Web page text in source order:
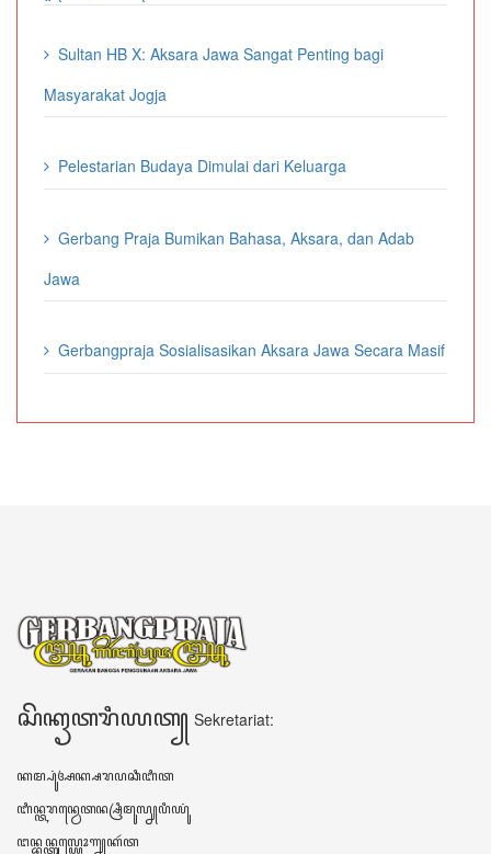
Sultan HB X: Aksara Jawa Sangat Penting bagi
Masyarakat Jogja
Pelestarian Budaya Dimulai dari Keluarga
Gerbang Praja Bumikan Bahasa, Aksara, dan Adab
Jawa
Gerbangpraja Sosialisasikan Aksara Jawa Secara Masif
ꦱꦼꦏꦽꦠꦫꦶꦪꦠ꧀ Sekretariat:
ꦏꦩ꧀ꦥꦸꦁꦄꦏ꧀ꦱꦫꦥꦕꦶꦧꦶꦠ
ꦧꦶꦤ꧀ꦠꦫꦤ꧀ꦮꦺꦠꦤ꧀ꦱꦿꦶꦩꦸꦭ꧀ꦚꦥꦶꦪꦸꦁ
ꦔꦤ꧀ꦧꦤ꧀ꦠꦸꦭ꧀ꦪꦺꦴꦒ꧀ꦚꦏꦂꦠ